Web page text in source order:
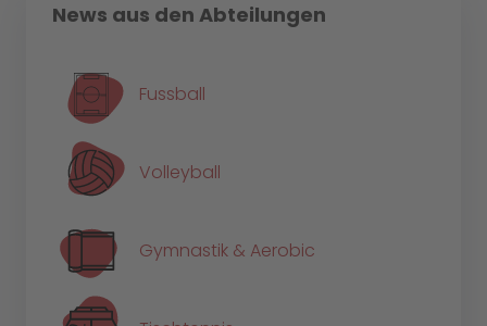
News aus den Abteilungen
Fussball
Volleyball
Gymnastik & Aerobic